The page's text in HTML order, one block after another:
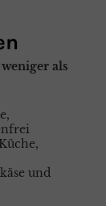
weniger als
und